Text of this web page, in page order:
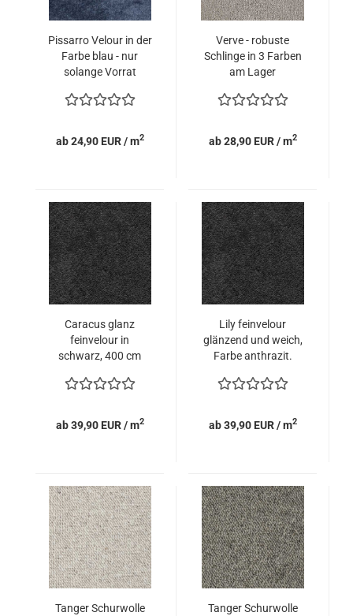
Pissarro Velour in der
Farbe blau - nur
solange Vorrat
ab 24,90 EUR / m2
Verve - robuste
Schlinge in 3 Farben
am Lager
ab 28,90 EUR / m2
Caracus glanz
feinvelour in
schwarz, 400 cm
ab 39,90 EUR / m2
Lily feinvelour
glänzend und weich,
Farbe anthrazit.
ab 39,90 EUR / m2
Tanger Schurwolle
Tanger Schurwolle